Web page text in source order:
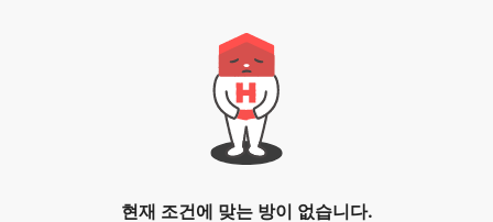
현재 조건에 맞는 방이 없습니다.